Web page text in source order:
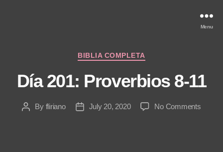
Menu
Categories
BIBLIA COMPLETA
Día 201: Proverbios 8-11
PostBy fliriano
PostJuly 20, 2020 No Commentson